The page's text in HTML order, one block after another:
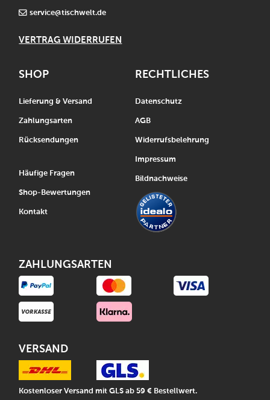
service@tischwelt.de
VERTRAG WIDERRUFEN
SHOP
Lieferung & Versand
Zahlungsarten
Rücksendungen
Häufige Fragen
Shop-Bewertungen
Kontakt
RECHTLICHES
Datenschutz
AGB
Widerrufsbelehrung
Impressum
Bildnachweise
ZAHLUNGSARTEN
VERSAND
Kostenloser Versand mit GLS ab 59 € Bestellwert.